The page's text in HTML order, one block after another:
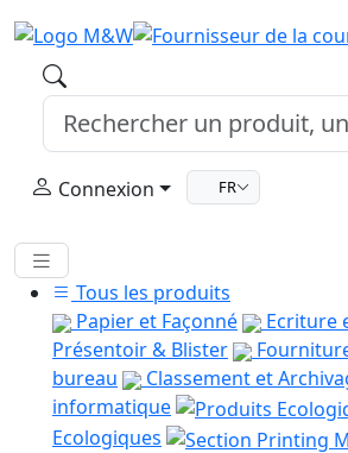
Connexion FR
Tous les produits
Papier et Façonné
Ecriture
Présentoir & Blister
bureau
Classement et
informatique
Ecologiques